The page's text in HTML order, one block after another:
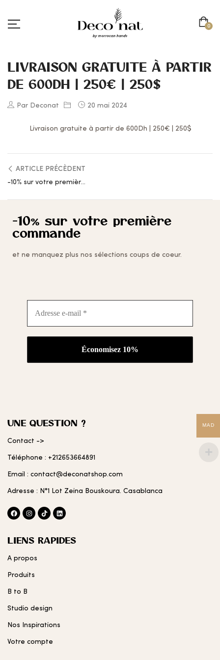
0
LIVRAISON GRATUITE À PARTIR
DE 600DH | 250€ | 250$
Par Deconat 20 mai 2024
Livraison gratuite à partir de 600Dh | 250€ | 250$
ARTICLE PRÉCÈDENT
-10% sur votre première commande
-10% sur votre première
commande
et ne manquez plus nos sélections coups de coeur.
e-
UNE QUESTION ?
Contact ->
Téléphone : +212653664891
Email : contact@deconatshop.com
Adresse : N°1 Lot Zeina Bouskoura. Casablanca
LIENS RAPIDES
A propos
Produits
B to B
Studio design
Nos Inspirations
Votre compte
MAD